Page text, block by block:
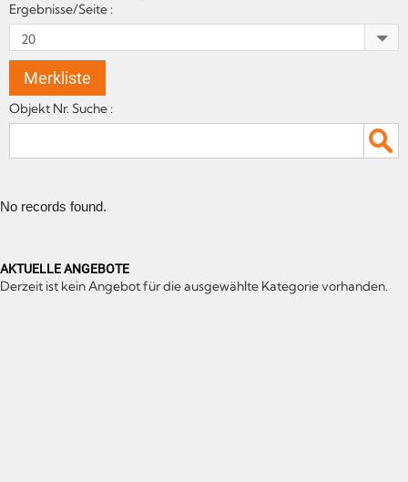
Ergebnisse/Seite :
Merkliste
Objekt Nr. Suche :
No records found.
AKTUELLE ANGEBOTE
Derzeit ist kein Angebot für die ausgewählte Kategorie vorhanden.